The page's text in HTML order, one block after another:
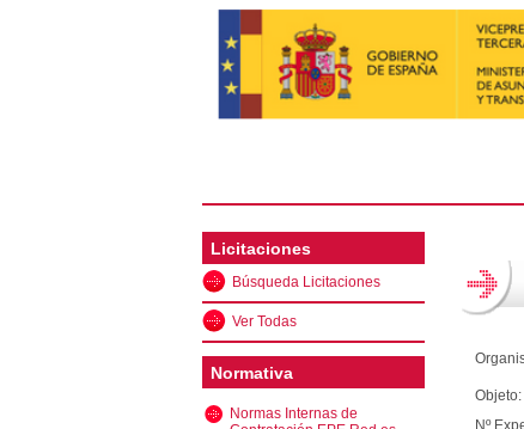
Licitaciones
Búsqueda Licitaciones
Ver Todas
Normativa
Normas Internas de
Objeto:
Nº